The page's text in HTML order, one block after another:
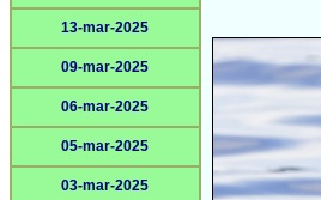
13-mar-2025
09-mar-2025
06-mar-2025
05-mar-2025
03-mar-2025